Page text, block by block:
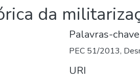
da
Palavras-chave
PEC 51/2013,
URI